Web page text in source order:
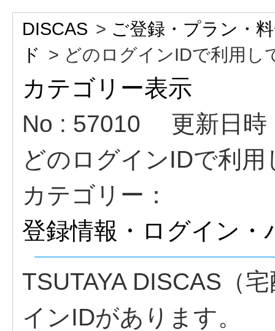
DISCAS > ご登録・プラン・
ド > どのログインIDで利用し
カテゴリー表示
No : 57010
更新日
どのログインIDで利
カテゴリー：
登録情報・ログイン・
TSUTAYA DISCAS（
インIDがあります。